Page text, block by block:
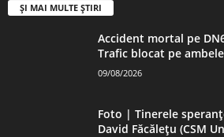
ȘI MAI MULTE ȘTIRI
Accident mortal pe
Trafic blocat pe
09/08/2026
Foto | Tinerele
David Făcălețu (CSM